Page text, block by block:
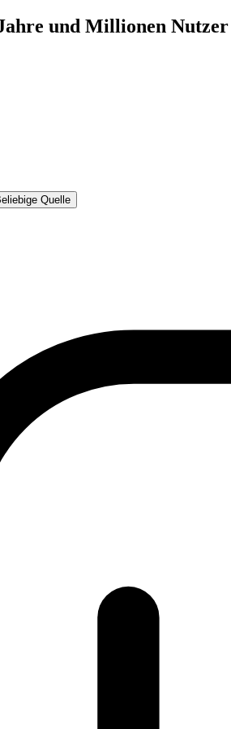
und Millionen
Quelle